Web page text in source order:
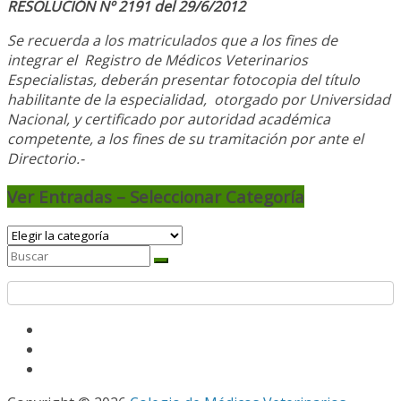
RESOLUCIÓN Nº 2191 del 29/6/2012
Se recuerda a los matriculados que a los fines de
integrar el Registro de Médicos Veterinarios
Especialistas, deberán presentar fotocopia del título
habilitante de la especialidad, otorgado por Universidad
Nacional, ycertificado por autoridad académica
competente, a los fines de su tramitación por ante el
Directorio.-
Ver Entradas – Seleccionar Categoría
Ver
Entradas
–
Categoría